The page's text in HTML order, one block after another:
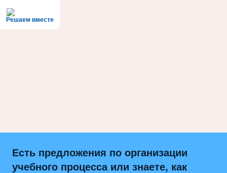
Решаем вместе
Есть предложения по организации
учебного процесса или знаете, как